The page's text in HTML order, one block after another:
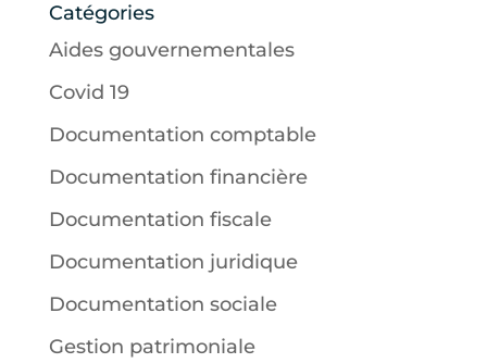
Catégories
Aides gouvernementales
Covid 19
Documentation comptable
Documentation financière
Documentation fiscale
Documentation juridique
Documentation sociale
Gestion patrimoniale